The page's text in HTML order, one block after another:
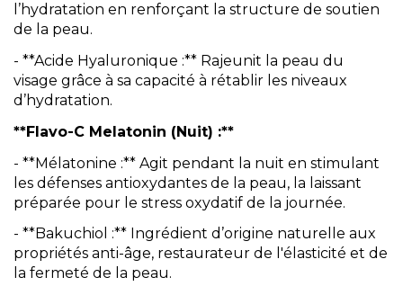
l’hydratation en renforçant la structure de soutien
de la peau.
- **Acide Hyaluronique :** Rajeunit la peau du
visage grâce à sa capacité à rétablir les niveaux
d’hydratation.
**Flavo-C Melatonin (Nuit) :**
- **Mélatonine :** Agit pendant la nuit en stimulant
les défenses antioxydantes de la peau, la laissant
préparée pour le stress oxydatif de la journée.
- **Bakuchiol :** Ingrédient d’origine naturelle aux
propriétés anti-âge, restaurateur de l'élasticité et de
la fermeté de la peau.